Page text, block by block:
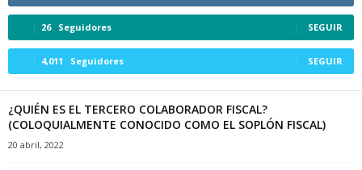
26 Seguidores SEGUIR
4,011 Seguidores SEGUIR
¿QUIÉN ES EL TERCERO COLABORADOR FISCAL?
(COLOQUIALMENTE CONOCIDO COMO EL SOPLÓN FISCAL)
20 abril, 2022